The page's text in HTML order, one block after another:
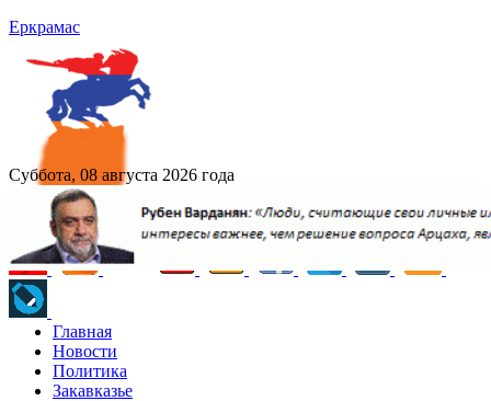
Еркрамас
Суббота, 08 августа 2026 года
Главная
Новости
Политика
Закавказье